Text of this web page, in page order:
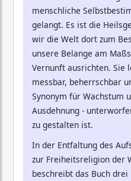
menschliche
gelangt. Es ist die
wir die Welt dort zum
unsere Belange am
Vernunft ausrichten. Sie
messbar, beherrschbar
Synonym für Wachstum
Ausdehnung -
zu gestalten ist.
In der Entfaltung des
zur Freiheitsreligion der
beschreibt das Buch